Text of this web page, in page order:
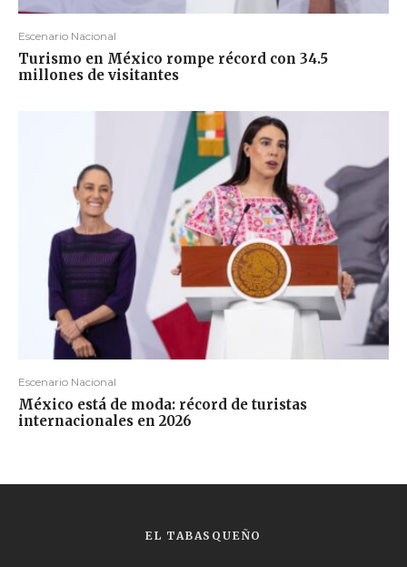
Escenario Nacional
Turismo en México rompe récord con 34.5
millones de visitantes
Escenario Nacional
México está de moda: récord de turistas
internacionales en 2026
EL TABASQUEÑO